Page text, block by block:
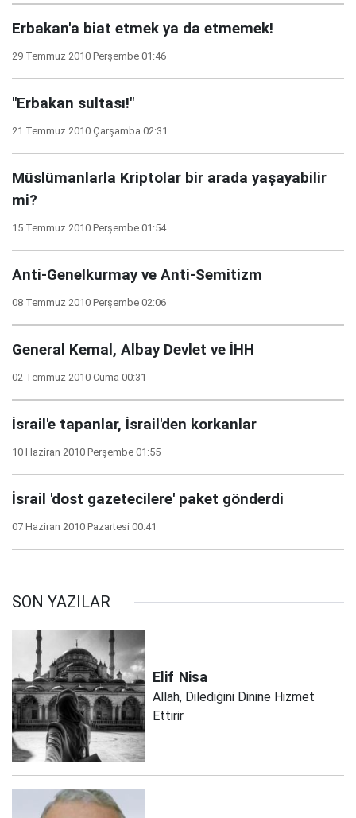
Erbakan'a biat etmek ya da etmemek!
29 Temmuz 2010 Perşembe 01:46
"Erbakan sultası!"
21 Temmuz 2010 Çarşamba 02:31
Müslümanlarla Kriptolar bir arada yaşayabilir
mi?
15 Temmuz 2010 Perşembe 01:54
Anti-Genelkurmay ve Anti-Semitizm
08 Temmuz 2010 Perşembe 02:06
General Kemal, Albay Devlet ve İHH
02 Temmuz 2010 Cuma 00:31
İsrail'e tapanlar, İsrail'den korkanlar
10 Haziran 2010 Perşembe 01:55
İsrail 'dost gazetecilere' paket gönderdi
07 Haziran 2010 Pazartesi 00:41
SON YAZILAR
Elif Nisa
Allah, Dilediğini Dinine Hizmet
Ettirir